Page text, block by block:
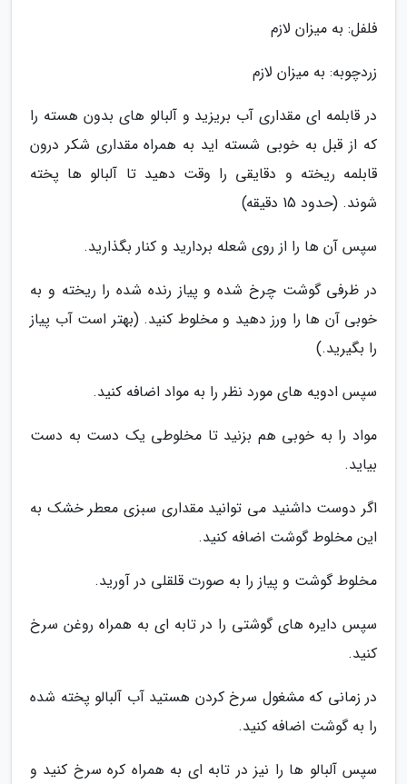
فلفل: به میزان لازم
زردچوبه: به میزان لازم
در قابلمه ای مقداری آب بریزید و آلبالو های بدون هسته را
که از قبل به خوبی شسته اید به همراه مقداری شکر درون
قابلمه ریخته و دقایقی را وقت دهید تا آلبالو ها پخته
شوند. (حدود 15 دقیقه)
سپس آن ها را از روی شعله بردارید و کنار بگذارید.
در ظرفی گوشت چرخ شده و پیاز رنده شده را ریخته و به
خوبی آن ها را ورز دهید و مخلوط کنید. (بهتر است آب پیاز
را بگیرید.)
سپس ادویه های مورد نظر را به مواد اضافه کنید.
مواد را به خوبی هم بزنید تا مخلوطی یک دست به دست
بیاید.
اگر دوست داشنید می توانید مقداری سبزی معطر خشک به
این مخلوط گوشت اضافه کنید.
مخلوط گوشت و پیاز را به صورت قلقلی در آورید.
سپس دایره های گوشتی را در تابه ای به همراه روغن سرخ
کنید.
در زمانی که مشغول سرخ کردن هستید آب آلبالو پخته شده
را به گوشت اضافه کنید.
سپس آلبالو ها را نیز در تابه ای به همراه کره سرخ کنید و